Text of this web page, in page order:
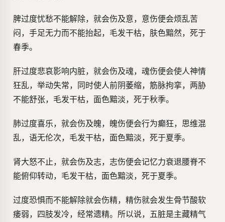
脾过度忧愁不能解除，就会伤及意，意伤便会烦乱苦
闷，手足无力而不能抬起，毛发干枯，肤色黯然，死于
春季。
肝过度悲哀影响内脏，就会伤及魂，魂伤便会使人神情
狂乱，举动失常，同时使人前阴萎缩，筋脉拘挛，两胁
不能舒张，毛发干枯，面色黯淡，死于秋季。
肺过度喜乐，就会伤及魄，魄伤便会行为癫狂，思维混
乱，语无伦次，毛发干枯，面色黯淡，死于夏季。
肾大怒不止，就会伤及志，志伤便会记忆力衰退腰脊不
能俯仰转动，毛发干枯，面色黯淡，死于夏季。
过度恐惧而不能解除就会伤精，精伤就会发生骨节酸软
痿弱，四肢发冷，经常遗精。所以说，五脏是主藏精气